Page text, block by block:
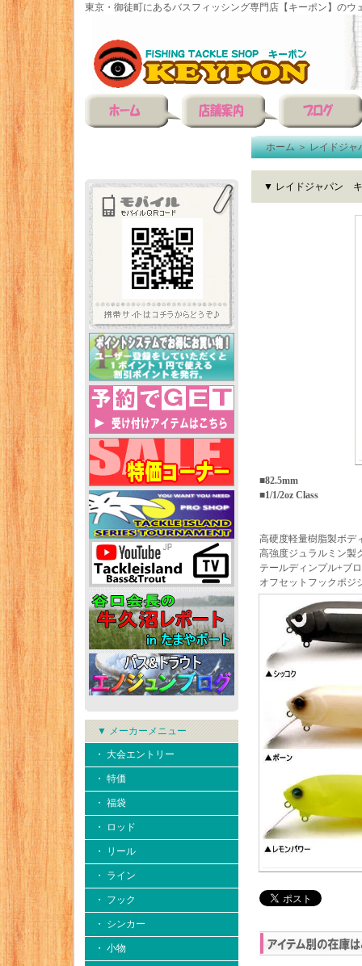
東京・御徒町にあるバスフィッシング専門店【キーポン】のウ
▼ メーカーメニュー
・ 大会エントリー
・ 特価
・ 福袋
・ ロッド
・ リール
・ ライン
・ フック
・ シンカー
・ 小物
ホーム＞レイドジャ
▼ レイドジャパン
■82.5mm
■1/1/2oz Class
高硬度軽量樹脂製ボデ
高強度ジュラルミン製
テールディンプル+ブ
オフセットフックポジ